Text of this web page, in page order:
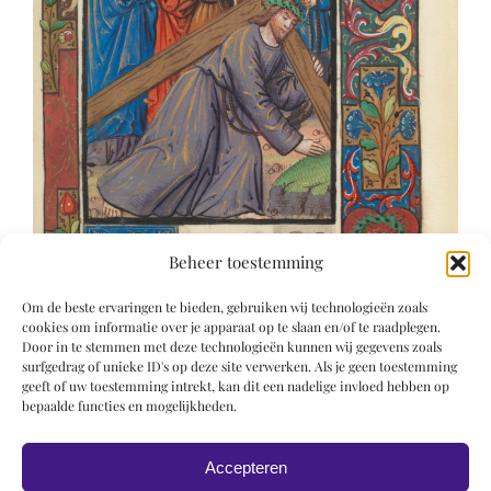
Beheer toestemming
Om de beste ervaringen te bieden, gebruiken wij technologieën zoals
cookies om informatie over je apparaat op te slaan en/of te raadplegen.
Door in te stemmen met deze technologieën kunnen wij gegevens zoals
surfgedrag of unieke ID's op deze site verwerken. Als je geen toestemming
geeft of uw toestemming intrekt, kan dit een nadelige invloed hebben op
bepaalde functies en mogelijkheden.
Accepteren